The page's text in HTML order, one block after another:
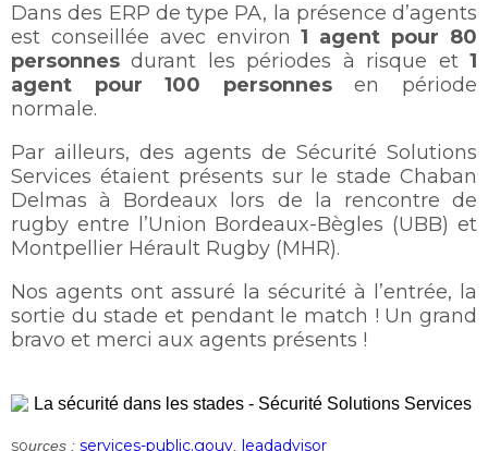
Dans des ERP de type PA, la présence d’agents
est conseillée avec environ 1 agent pour 80
personnes durant les périodes à risque et 1
agent pour 100 personnesen période
normale.
Par ailleurs, des agents de Sécurité Solutions
Services étaient présents sur le stade Chaban
Delmas à Bordeaux lors de la rencontre de
rugby entre l’Union Bordeaux-Bègles (UBB) et
Montpellier Hérault Rugby (MHR).
Nos agents ont assuré la sécurité à l’entrée, la
sortie du stade et pendant le match ! Un grand
bravo et merci aux agents présents !
sources : services-public.gouv leadadvisor